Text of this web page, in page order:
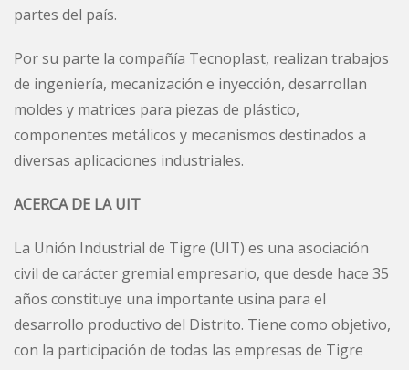
partes del país.
Por su parte la compañía Tecnoplast, realizan trabajos
de ingeniería, mecanización e inyección, desarrollan
moldes y matrices para piezas de plástico,
componentes metálicos y mecanismos destinados a
diversas aplicaciones industriales.
ACERCA DE LA UIT
La Unión Industrial de Tigre (UIT) es una asociación
civil de carácter gremial empresario, que desde hace 35
años constituye una importante usina para el
desarrollo productivo del Distrito. Tiene como objetivo,
con la participación de todas las empresas de Tigre